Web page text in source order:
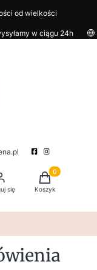
od wielkości
w ciągu 24h
się
Produkty w
Koszyk